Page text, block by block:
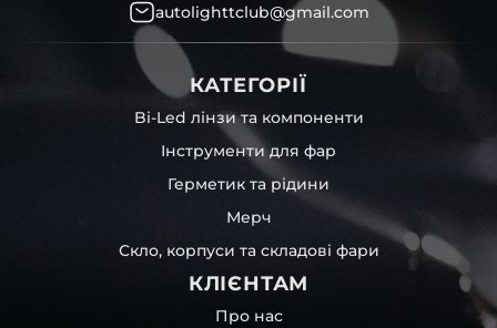
autolighttclub@gmail.com
КАТЕГОРІЇ
Bi-Led лінзи та компоненти
Інструменти для фар
Герметик та рідини
Мерч
Скло, корпуси та складові фари
КЛІЄНТАМ
Про нас